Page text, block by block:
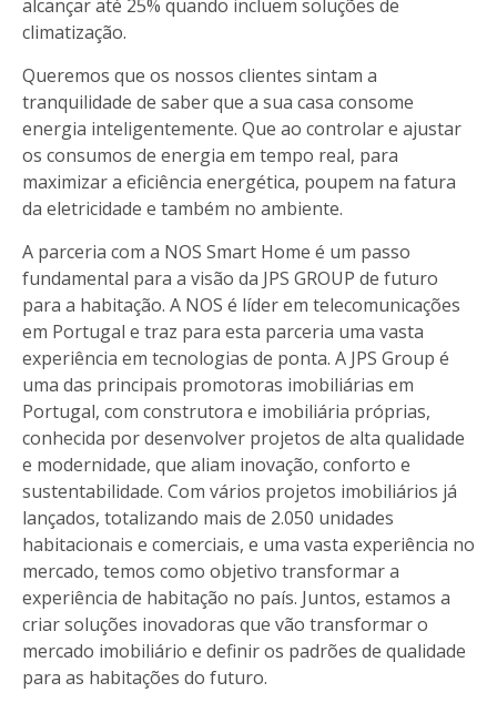
alcançar até 25% quando incluem soluções de
climatização.
Queremos que os nossos clientes sintam a
tranquilidade de saber que a sua casa consome
energia inteligentemente. Que ao controlar e ajustar
os consumos de energia em tempo real, para
maximizar a eficiência energética, poupem na fatura
da eletricidade e também no ambiente.
A parceria com a NOS Smart Home é um passo
fundamental para a visão da JPS GROUP de futuro
para a habitação. A NOS é líder em telecomunicações
em Portugal e traz para esta parceria uma vasta
experiência em tecnologias de ponta. A JPS Group é
uma das principais promotoras imobiliárias em
Portugal, com construtora e imobiliária próprias,
conhecida por desenvolver projetos de alta qualidade
e modernidade, que aliam inovação, conforto e
sustentabilidade. Com vários projetos imobiliários já
lançados, totalizando mais de 2.050 unidades
habitacionais e comerciais, e uma vasta experiência no
mercado, temos como objetivo transformar a
experiência de habitação no país. Juntos, estamos a
criar soluções inovadoras que vão transformar o
mercado imobiliário e definir os padrões de qualidade
para as habitações do futuro.